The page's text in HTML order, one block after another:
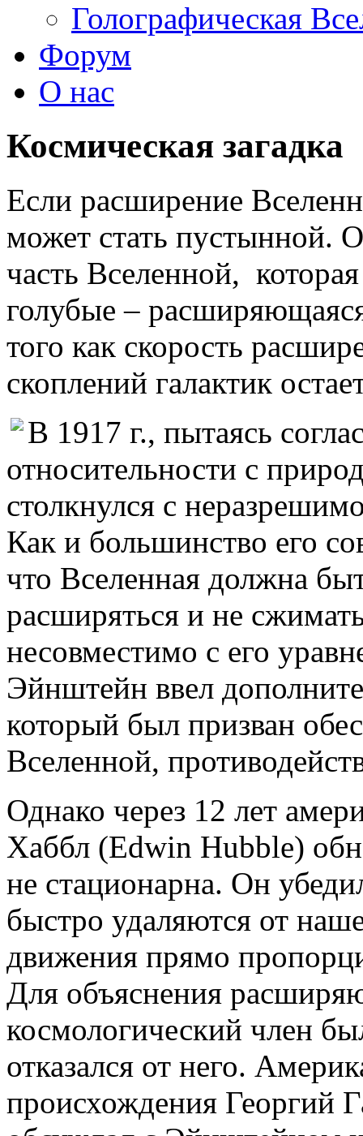
Голографическая
Форум
О нас
Космическая загадка
Если расширение
может стать пустынной.
часть Вселенной,
голубые –
того как скорость
скоплений галактик
В 1917 г., пытаясь
относительности с
столкнулся с
Как и большинство его
что Вселенная должна
расширяться и не
несовместимо с его
Эйнштейн ввел
который был призван
Вселенной,
Однако через 12 лет
Хаббл (Edwin Hubble)
не стационарна. Он
быстро удаляются от
движения прямо
Для объяснения
космологический член
отказался от него.
происхождения Георгий